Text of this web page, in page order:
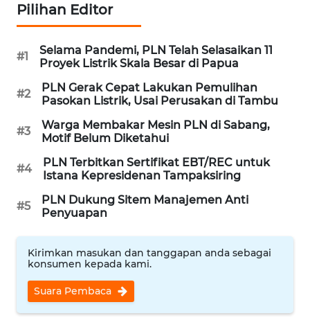
Pilihan Editor
#1
Selama Pandemi, PLN Telah Selasaikan 11
Proyek Listrik Skala Besar di Papua
#2
PLN Gerak Cepat Lakukan Pemulihan
Pasokan Listrik, Usai Perusakan di Tambu
#3
Warga Membakar Mesin PLN di Sabang,
Motif Belum Diketahui
#4
PLN Terbitkan Sertifikat EBT/REC untuk
Istana Kepresidenan Tampaksiring
#5
PLN Dukung Sitem Manajemen Anti
Penyuapan
Kirimkan masukan dan tanggapan anda sebagai
konsumen kepada kami.
Suara Pembaca
TV
WAHANANEWS
ID
WAHANANEWS
WAHANANEWS
NET
WAHANA
SPORT
WAHANA
UMKM
WAHANA
SELEB